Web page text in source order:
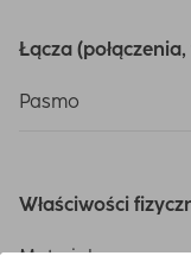
Łącza
Pasmo
Właściwości
Materiał